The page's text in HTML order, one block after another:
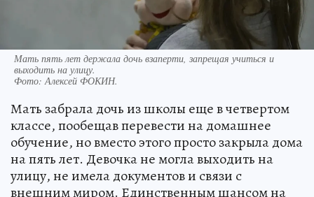
Мать пять лет держала дочь взаперти, запрещая учиться и
выходить на улицу.
Фото:Алексей ФОКИН.
Мать забрала дочь из школы еще в четвертом
классе, пообещав перевести на домашнее
обучение, но вместо этого просто закрыла дома
на пять лет. Девочка не могла выходить на
улицу, не имела документов и связи с
внешним миром. Единственным шансом на